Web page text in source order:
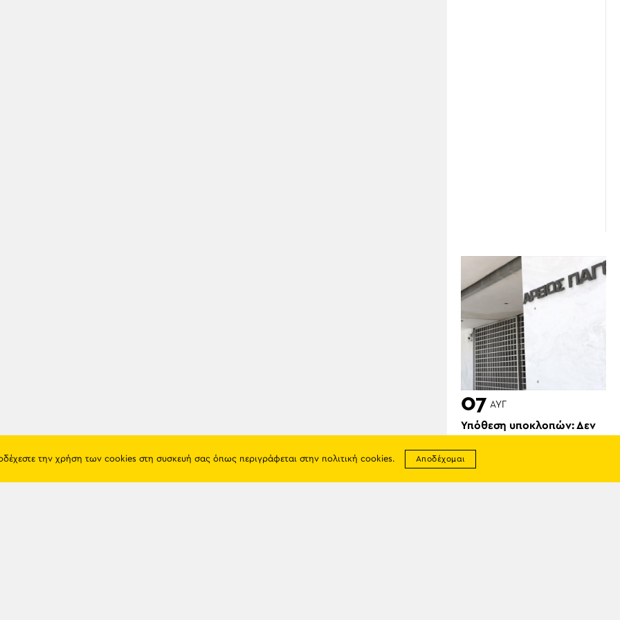
07 ΑΥΓ
Υπόθεση υποκλοπών: Δεν
από το αρχείο αποφάσισε
ο Άρειος Πάγος
την χρήση των cookies στη συσκευή σας όπως περιγράφεται στην πολιτική cookies. Αποδέχομαι